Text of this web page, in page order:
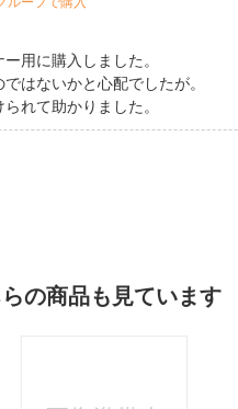
用に購入しました。
はないかと心配でしたが。
れて助かりました。
の商品も見ています